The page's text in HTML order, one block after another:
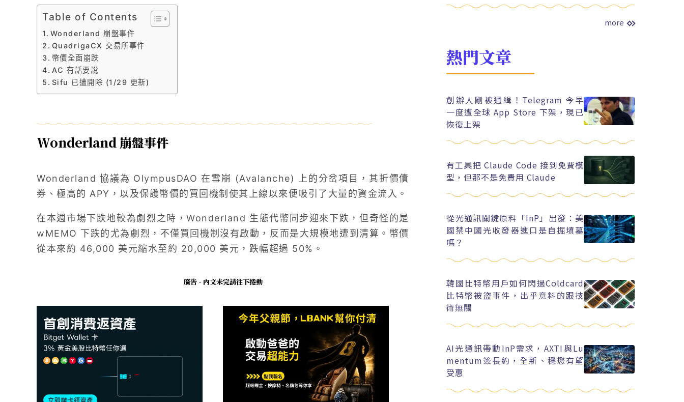
Table of Contents
Wonderland 崩盤事件
QuadrigaCX 交易所事件
幣價全面崩跌
AC 有話要說
Sifu 已遭開除 (1/29 更新)
Wonderland 崩盤事件
Wonderland 協議為 OlympusDAO 在雪崩 (Avalanche) 上的分岔項目，其折價債
券、極高的 APY，以及保護幣價的買回機制使其上線以來便吸引了大量的資金流入。
在本週市場下跌地較為劇烈之時，Wonderland 生態代幣同步迎來下跌，但奇怪的是
wMEMO 下跌的尤為劇烈，不僅買回機制沒有啟動，反而是大規模地遭到清算。幣價
從本來約 46,000 美元縮水至約 20,000 美元，跌幅超過 50%。
廣告 - 內文未完請往下捲動
more
熱門文章
創辦人剛被通緝！Telegram 今早
一度遭全球 App Store 下架，現已
恢復上架
有工具把 Claude Code 接到免費模
型，但那不是免費用 Claude
從光通訊關鍵原料「InP」出發：美
國禁中國光收發器進口是自掘墳墓
嗎？
韓國比特幣用戶如何閃過Coldcard
比特幣被盜事件，出乎意料的跟技
術無關
AI光通訊帶動InP需求，AXTI與Lu
mentum簽長約，全新、穩懋有望
受惠